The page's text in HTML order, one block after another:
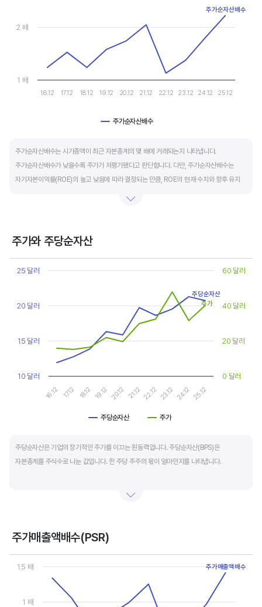
The chart has 1 Y axis displaying values. Data ranges from
주가순자산배수
16.12 17.12 18.12 19.12 20.12 21.12 22.12 23.12 24.12 25.12
1 배
2 배
주가순자산배수
주가순자산배수는 시가총액이 최근 자본총계의 몇 배에 거래되는지 나타냅니다.
주가순자산배수가 낮을수록 주가가 저평가됐다고 판단합니다. 다만, 주가순자산배수는
자기자본이익률(ROE)의 높고 낮음에 따라 결정되는 만큼, ROE의 현재 수치와 향후 유지
거래되면 주가가 저평가된 것으로 판단합니다. ROE&PBR 차트를 함께 보고 분석하는 것을
주가순자산배수는 자기자본이익률이 높을때와 낮을때에 따라 다르게 평가받습니다. 현재
ROE와 비슷한 ROE를 기록한 과거년도를 찾고, 그 당시 시장에서 평가 받은
주가순자산배수(PBR)를 확인해 현재 주가의 저평가 여부를 판단하는 것이 좋습니다.
주가와 주당순자산
Chart
Line chart with 2 lines.
The chart has 1 X axis displaying categories.
The chart has 2 Y axes displaying values, and values.
주당순자산 주가
16.12 17.12 18.12 19.12 20.12 21.12 22.12 23.12 24.12 25.12
10 달러
15 달러
20 달러
25 달러
0 달러
20 달러
40 달러
60 달러
주당순자산
주가
주당순자산은 기업의 장기적인 주가를 이끄는 원동력입니다. 주당순자산(BPS)은
자본총계를 주식수로 나눈 값입니다. 한 주당 주주의 몫이 얼마인지를 나타냅니다.
자본총계가 빠른 속도로 증가합니다. 이에따라 주가도 오르게 됩니다.
자본을 크게 늘리지 않는 경우가 많습니다. 이에따라 부채비율(=부채/자본*100%)이나
자기자본이익률(순이익/자본총계*100%)처럼 분모에 자본총계를 넣어 계산하는
투자지표는 한국 기업에 비해 상대적으로 높게 나옵니다. 이런 부분을 감안해 미국 기업의
주가매출액배수(PSR)
Chart
Line chart with 10 data points.
View as data table, Chart
The chart has 1 X axis displaying categories.
The chart has 1 Y axis displaying values. Data ranges from
1 배
1.5 배 주가매출액배수